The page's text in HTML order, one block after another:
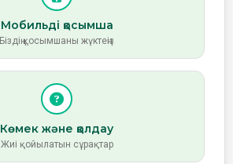
Мобильді қосымша
Біздің қосымшаны жүктеңіз
Көмек және қолдау
Жиі қойылатын сұрақтар